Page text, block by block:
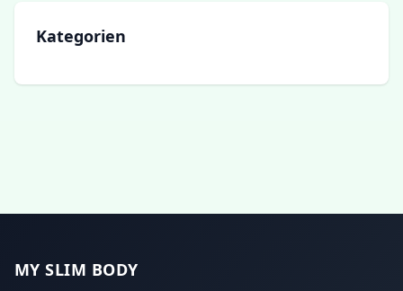
Kategorien
MY SLIM BODY